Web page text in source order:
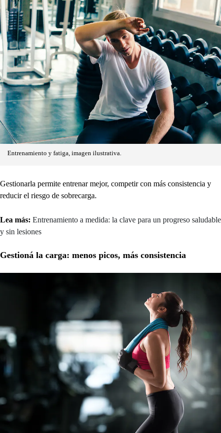
Entrenamiento y fatiga, imagen ilustrativa.
Gestionarla permite entrenar mejor, competir con más consistencia y
reducir el riesgo de sobrecarga.
Lea más: Entrenamiento a medida: la clave para un progreso saludable
y sin lesiones
Gestioná la carga: menos picos, más consistencia